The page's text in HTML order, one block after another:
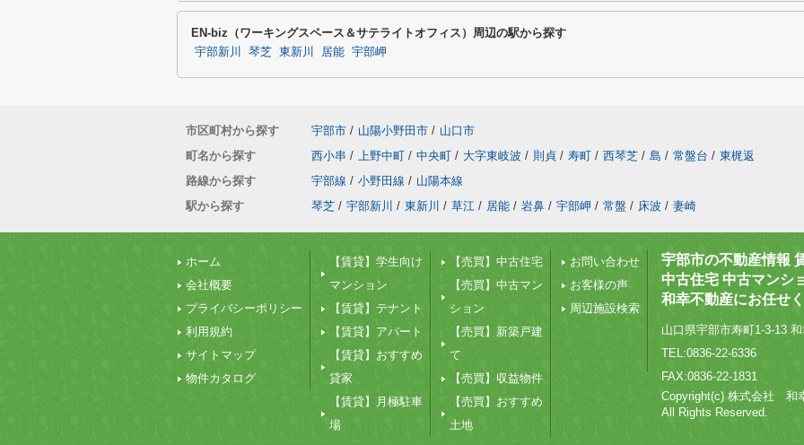
EN-biz（ワーキングスペース＆サテライトオフィス）周辺の駅から探す
宇部新川 琴芝 東新川 居能 宇部岬
市区町村から探す 宇部市 / 山陽小野田市 / 山口市
町名から探す
西小串 / 上野中町 / 中央町 / 大字東岐波 / 則貞 / 寿町 / 西琴芝 / 島 / 常盤台 / 東梶返
路線から探す
宇部線 / 小野田線 / 山陽本線
駅から探す
琴芝 / 宇部新川 / 東新川 / 草江 / 居能 / 岩鼻 / 宇部岬 / 常盤 / 床波 / 妻崎
ホーム
会社概要
プライバシーポリシー
利用規約
サイトマップ
物件カタログ
【賃貸】学生向け
マンション
【賃貸】テナント
【賃貸】アパート
【賃貸】おすすめ
貸家
【賃貸】月極駐車
場
【売買】中古住宅
【売買】中古マン
ション
【売買】新築戸建
て
【売買】収益物件
【売買】おすすめ
土地
お問い合わせ
お客様の声
周辺施設検索
宇部市の不動産情報
中古住宅 中古マンシ
和幸不動産にお任せ
山口県宇部市寿町1-3-13
TEL:0836-22-6336
FAX:0836-22-1831
Copyright(c) 株式会社 和
All Rights Reserved.